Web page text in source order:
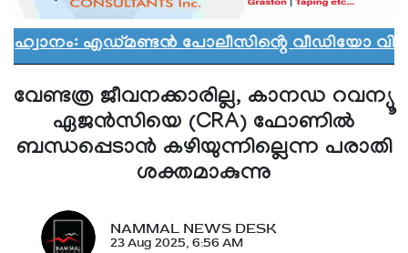
എഡ്മണ്ടൻ പോലീസിൻ്റെ വീഡിയോ
വേണ്ടത്ര ജീവനക്കാരില്ല, കാനഡ റവന്യൂ
ഏജൻസിയെ (CRA) ഫോണിൽ
ബന്ധപ്പെടാൻ കഴിയുന്നില്ലെന്ന പരാതി
ശക്തമാകുന്നു
NAMMAL NEWS DESK
23 Aug 2025, 6:56 AM